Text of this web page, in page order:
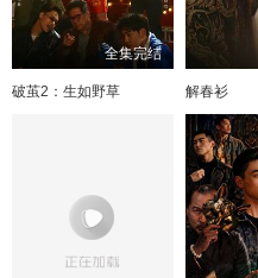
全集完结
破茧2：生如野草 解春衫